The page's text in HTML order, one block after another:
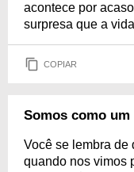
acontece por
surpresa que a
COPIAR
Somos como um
Você se lembra
quando nos vimos